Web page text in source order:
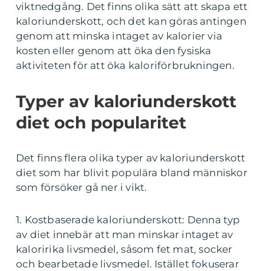
viktnedgång. Det finns olika sätt att skapa ett
kaloriunderskott, och det kan göras antingen
genom att minska intaget av kalorier via
kosten eller genom att öka den fysiska
aktiviteten för att öka kaloriförbrukningen.
Typer av kaloriunderskott
diet och popularitet
Det finns flera olika typer av kaloriunderskott
diet som har blivit populära bland människor
som försöker gå ner i vikt.
1. Kostbaserade kaloriunderskott: Denna typ
av diet innebär att man minskar intaget av
kaloririka livsmedel, såsom fet mat, socker
och bearbetade livsmedel. Istället fokuserar